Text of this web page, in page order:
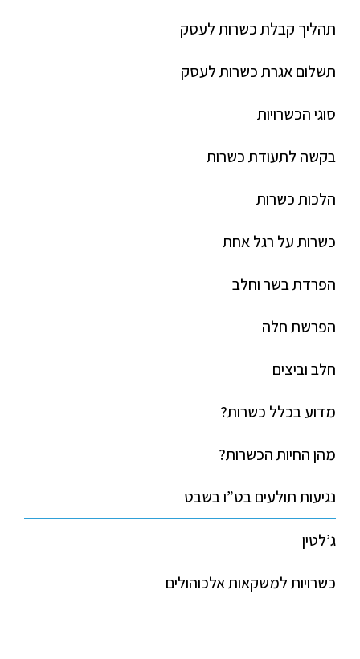
תהליך קבלת כשרות לעסק
תשלום אגרת כשרות לעסק
סוגי הכשרויות
בקשה לתעודת כשרות
הלכות כשרות
כשרות על רגל אחת
הפרדת בשר וחלב
הפרשת חלה
חלב וביצים
מדוע בכלל כשרות?
מהן החיות הכשרות?
נגיעות תולעים בט”ו בשבט
ג’לטין
כשרויות למשקאות אלכוהולים